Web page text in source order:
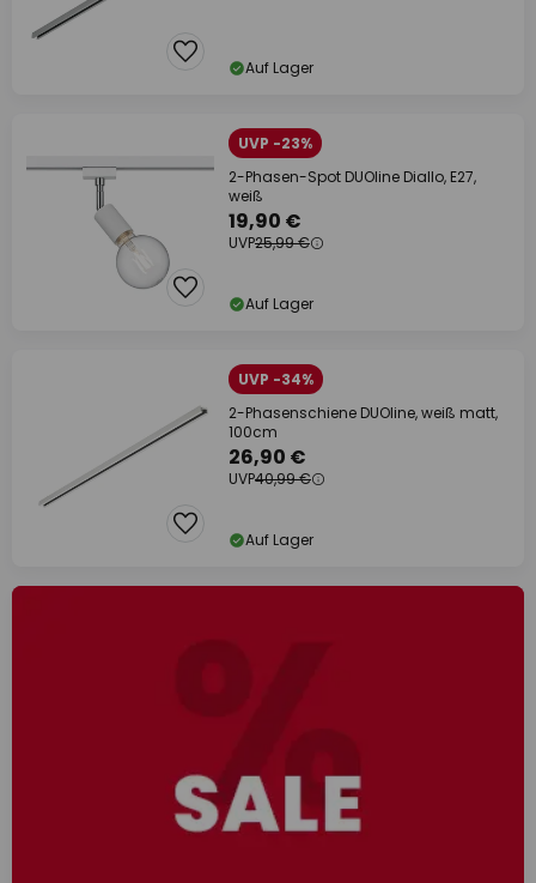
Auf Lager
UVP -23%
2-Phasen-Spot DUOline Diallo, E27,
weiß
19,90 €
UVP25,99 €
Auf Lager
UVP -34%
2-Phasenschiene DUOline, weiß matt,
100cm
26,90 €
UVP40,99 €
Auf Lager